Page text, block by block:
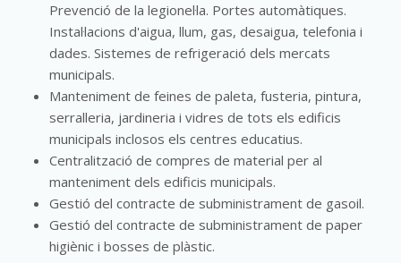
Prevenció de la legionel·la. Portes automàtiques.
Instal·lacions d'aigua, llum, gas, desaigua, telefonia i
dades. Sistemes de refrigeració dels mercats
municipals.
Manteniment de feines de paleta, fusteria, pintura,
serralleria, jardineria i vidres de tots els edificis
municipals inclosos els centres educatius.
Centralització de compres de material per al
manteniment dels edificis municipals.
Gestió del contracte de subministrament de gasoil.
Gestió del contracte de subministrament de paper
higiènic i bosses de plàstic.